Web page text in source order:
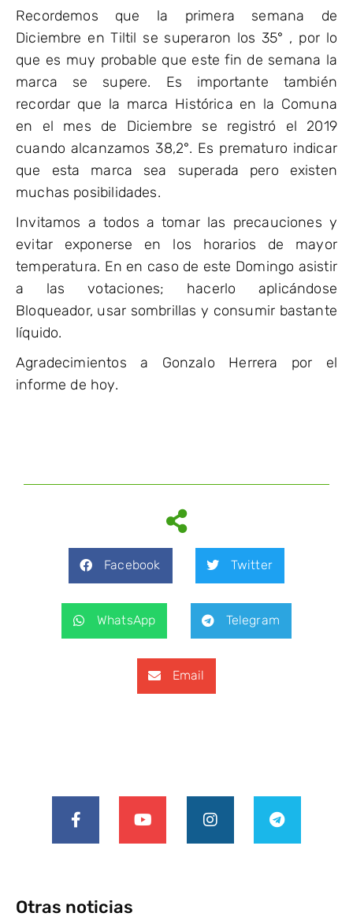
Recordemos que la primera semana de
Diciembre en Tiltil se superaron los 35° , por lo
que es muy probable que este fin de semana la
marca se supere. Es importante también
recordar que la marca Histórica en la Comuna
en el mes de Diciembre se registró el 2019
cuando alcanzamos 38,2°. Es prematuro indicar
que esta marca sea superada pero existen
muchas posibilidades.
Invitamos a todos a tomar las precauciones y
evitar exponerse en los horarios de mayor
temperatura. En en caso de este Domingo asistir
a las votaciones; hacerlo aplicándose
Bloqueador, usar sombrillas y consumir bastante
líquido.
Agradecimientos a Gonzalo Herrera por el
informe de hoy.
Facebook Twitter
WhatsApp Telegram
Email
Otras noticias